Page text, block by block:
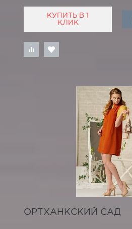
КУПИТЬ В 1
КЛИК
ОРТХАНКСКИЙ САД